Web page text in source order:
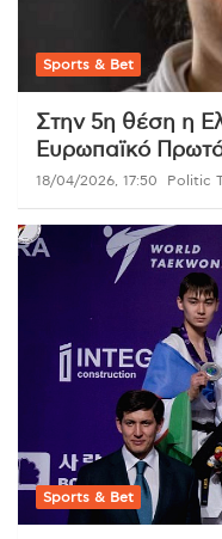
Sports & Bet
Στην 5η θέση η
Ευρωπαϊκό
18/04/2026, 17:50 Politic
Sports & Bet